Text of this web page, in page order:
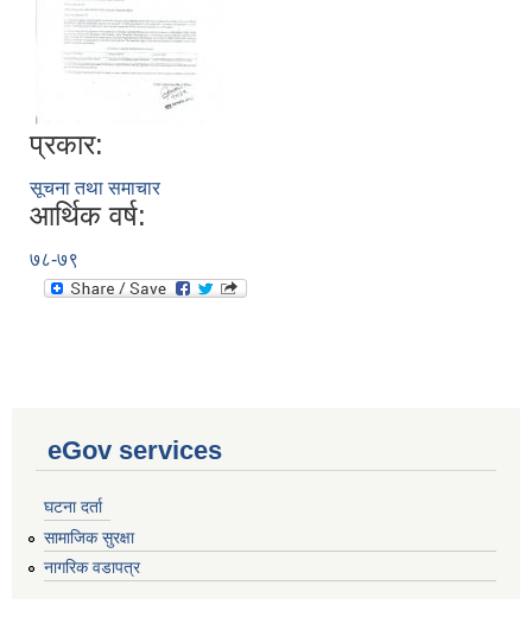
प्रकार:
सूचना तथा समाचार
आर्थिक वर्ष:
७८-७९
eGov services
घटना दर्ता
सामाजिक सुरक्षा
नागरिक वडापत्र